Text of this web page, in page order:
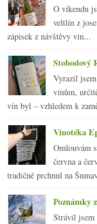
O víkendu
veltlín z
zápisek z návštěvy vin...
Stobodový
Vyrazil
vínům,
vín byl – vzhledem k
Vinotéka
Omlouvám
června a
tradičně prchnul na
Poznámky
Strávil jsem